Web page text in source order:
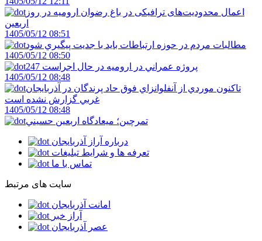
اعمال محدودیت‌های ترافیکی در باغ رضوان ارومیه در روز
اربعین
1405/05/12 08:51
مطالبات مردم در حوزه ارتباطات بايد با جديت پيگيري شود
1405/05/12 08:50
247 پروژه عمراني در اروميه در حال اجراست
1405/05/12 08:48
تاکنون موردي از آنفلوانزاي فوق حاد پرندگان در آذربايجان
غربي گزارش نشده است
1405/05/12 08:48
تمرچين؛ ميعادگاه اربعين حسيني
درباره آراز آذربایجان
تعرفه ها و شرایط تبلیغات
تماس با ما
سایت های مرتبط
امانت آذربایجان
آراز خبر
عصر آذربایجان